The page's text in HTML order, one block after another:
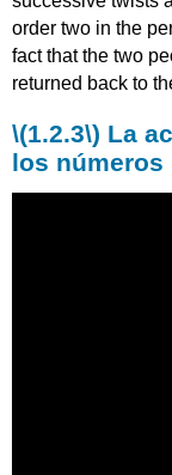
order two in the
fact that the two
returned back to
\(1.2.3\) La
los números